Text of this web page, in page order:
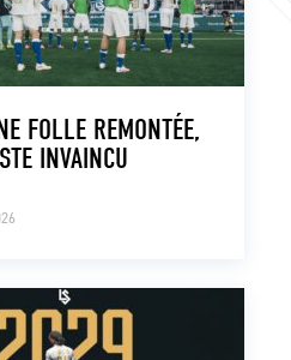
FOLLE REMONTÉE,
INVAINCU